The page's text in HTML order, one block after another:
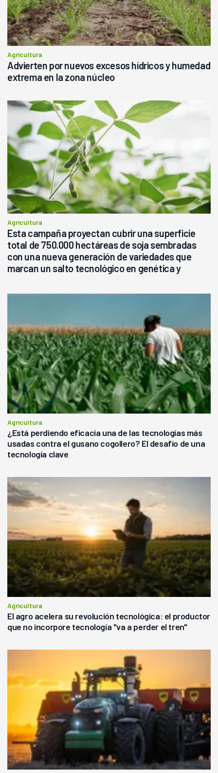
Agricultura
Advierten por nuevos excesos hídricos y humedad
extrema en la zona núcleo
Agricultura
Esta campaña proyectan cubrir una superficie
total de 750.000 hectáreas de soja sembradas
con una nueva generación de variedades que
marcan un salto tecnológico en genética y
Agricultura
¿Está perdiendo eficacia una de las tecnologías más
usadas contra el gusano cogollero? El desafío de una
tecnología clave
Agricultura
El agro acelera su revolución tecnológica: el productor
que no incorpore tecnología "va a perder el tren"